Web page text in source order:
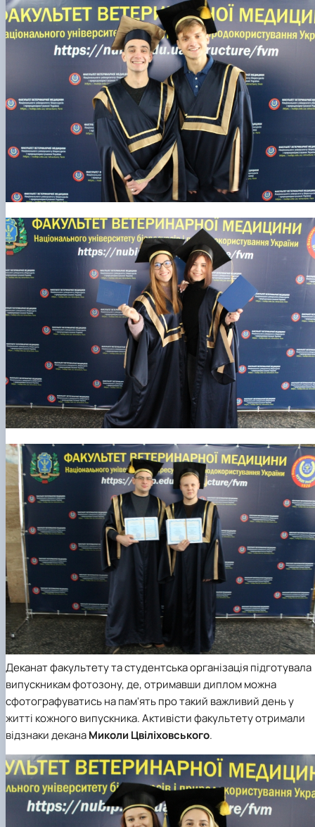
Деканат факультету та студентська організація підготувала
випускникам фотозону, де, отримавши диплом можна
сфотографуватись на пам'ять про такий важливий день у
житті кожного випускника. Активісти факультету отримали
відзнаки деканаМиколи Цвіліховського.